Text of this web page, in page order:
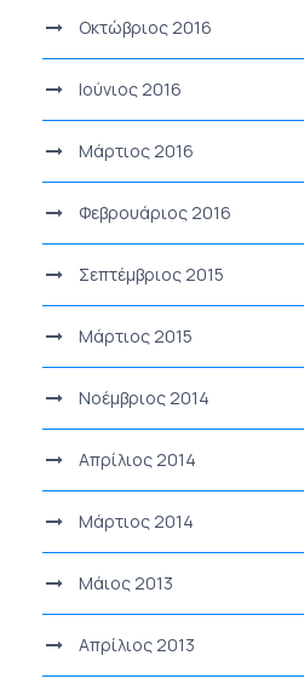
Οκτώβριος 2016
Ιούνιος 2016
Μάρτιος 2016
Φεβρουάριος 2016
Σεπτέμβριος 2015
Μάρτιος 2015
Νοέμβριος 2014
Απρίλιος 2014
Μάρτιος 2014
Μάιος 2013
Απρίλιος 2013